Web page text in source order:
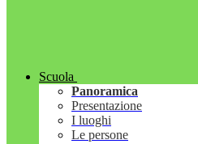
Scuola
Panoramica
Presentazione
I luoghi
Le persone